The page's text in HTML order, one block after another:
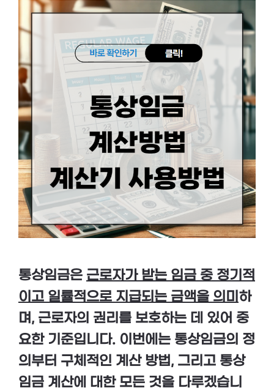
통상임금은 근로자가 받는 임금 중 정기적
이고 일률적으로 지급되는 금액을 의미 하
며, 근로자의 권리를 보호하는 데 있어 중
요한 기준입니다. 이번에는 통상임금의 정
의부터 구체적인 계산 방법, 그리고 통상
임금 계산에 대한 모든 것을 다루겠습니